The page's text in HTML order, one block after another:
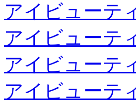
アイビューテ
アイビューテ
アイビューテ
アイビューテ